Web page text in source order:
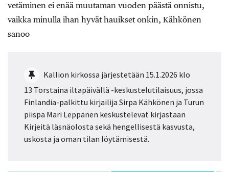
vetäminen ei enää muutaman vuoden päästä onnistu,
vaikka minulla ihan hyvät hauikset onkin, Kähkönen
sanoo
Kallion kirkossa järjestetään 15.1.2026 klo
13 Torstaina iltapäivällä -keskustelutilaisuus, jossa
Finlandia-palkittu kirjailija Sirpa Kähkönen ja Turun
piispa Mari Leppänen keskustelevat kirjastaan
Kirjeitä läsnäolosta sekä hengellisestä kasvusta,
uskosta ja oman tilan löytämisestä.